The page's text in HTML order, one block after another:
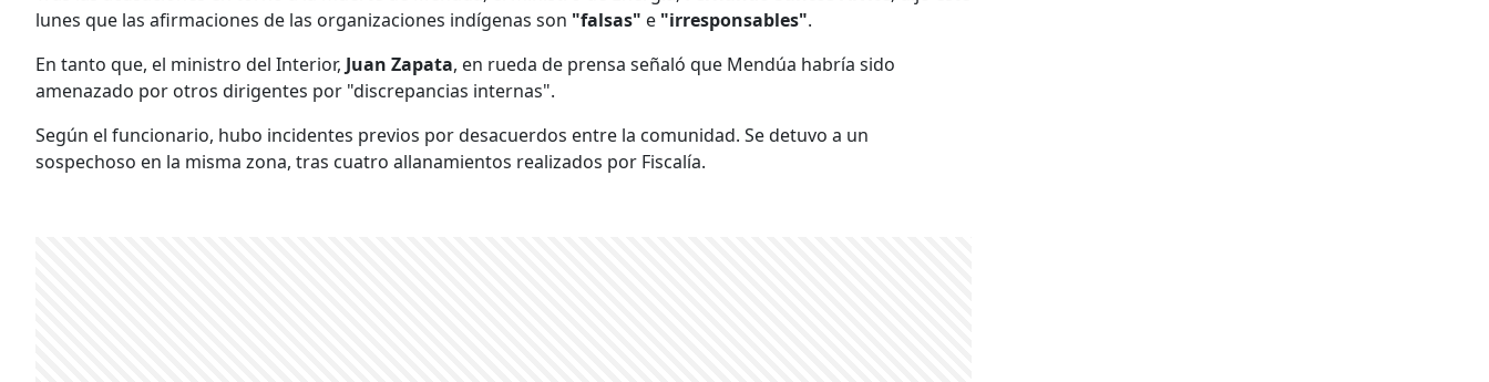
lunes que las afirmaciones de las organizaciones indígenas son "falsas" e "irresponsables".
En tanto que, el ministro del Interior, Juan Zapata, en rueda de prensa señaló que Mendúa habría sido
amenazado por otros dirigentes por "discrepancias internas".
Según el funcionario, hubo incidentes previos por desacuerdos entre la comunidad. Se detuvo a un
sospechoso en la misma zona, tras cuatro allanamientos realizados por Fiscalía.